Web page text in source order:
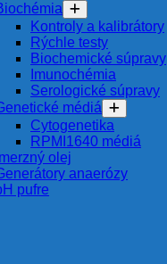
Kontroly a kalibrátory
Rýchle testy
Biochemické súpravy
Imunochémia
Serologické súpravy
médiá
Cytogenetika
RPMI1640 médiá
Imerzný olej
anaerózy
pufre